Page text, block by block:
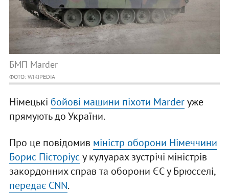
БМП Marder
ФОТО: WIKIPEDIA
Німецькі бойові машини піхоти Marderуже
прямують до України.
Про це повідомив міністр оборони Німеччини
Борис Пісторіусу кулуарах зустрічі міністрів
закордонних справ та оборони ЄС у Брюсселі,
передає CNN.